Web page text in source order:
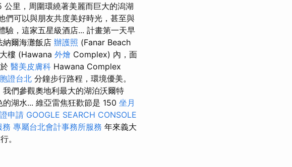
公里，周圍環繞著美麗而巨大的潟湖
們可以與朋友共度美好時光，甚至與
驗，這家五星級酒店... 計畫第一天早
納爾海灘飯店 辦護照 (Fanar Beach
樓 (Hawana 外燴 Complex) 內，面
醫美皮膚科 Hawana Complex
證台北 分鐘步行路程，環境優美。
們參觀奧地利最大的湖泊沃爾特
湖水... 維亞雷焦狂歡節是 150 坐月
申請 GOOGLE SEARCH CONSOLE
務 專屬台北會計事務所服務 年來義大
。